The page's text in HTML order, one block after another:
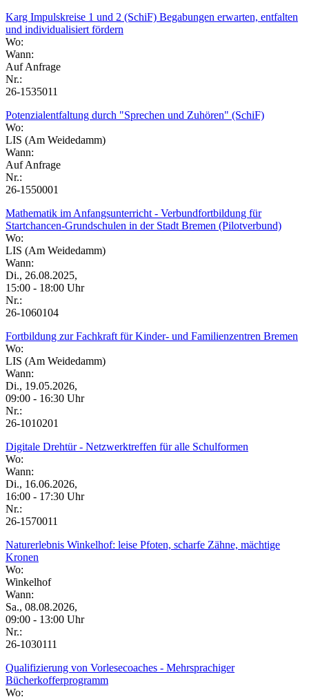
Karg Impulskreise 1 und 2 (SchiF) Begabungen erwarten, entfalten
und individualisiert fördern
Wo:
Wann:
Auf Anfrage
Nr.:
26-1535011
Potenzialentfaltung durch "Sprechen und Zuhören" (SchiF)
Wo:
LIS (Am Weidedamm)
Wann:
Auf Anfrage
Nr.:
26-1550001
Mathematik im Anfangsunterricht - Verbundfortbildung für
Startchancen-Grundschulen in der Stadt Bremen (Pilotverbund)
Wo:
LIS (Am Weidedamm)
Wann:
Di., 26.08.2025,
15:00 - 18:00 Uhr
Nr.:
26-1060104
Fortbildung zur Fachkraft für Kinder- und Familienzentren Bremen
Wo:
LIS (Am Weidedamm)
Wann:
Di., 19.05.2026,
09:00 - 16:30 Uhr
Nr.:
26-1010201
Digitale Drehtür - Netzwerktreffen für alle Schulformen
Wo:
Wann:
Di., 16.06.2026,
16:00 - 17:30 Uhr
Nr.:
26-1570011
Naturerlebnis Winkelhof: leise Pfoten, scharfe Zähne, mächtige
Kronen
Wo:
Winkelhof
Wann:
Sa., 08.08.2026,
09:00 - 13:00 Uhr
Nr.:
26-1030111
Qualifizierung von Vorlesecoaches - Mehrsprachiger
Bücherkofferprogramm
Wo: